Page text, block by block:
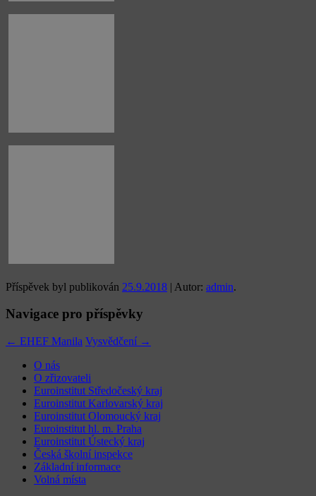
Příspěvek byl publikován 25.9.2018 | Autor: admin.
Navigace pro příspěvky
← EHEF Manila Vysvědčení →
O nás
O zřizovateli
Euroinstitut Středočeský kraj
Euroinstitut Karlovarský kraj
Euroinstitut Olomoucký kraj
Euroinstitut hl. m. Praha
Euroinstitut Ústecký kraj
Česká školní inspekce
Základní informace
Volná místa